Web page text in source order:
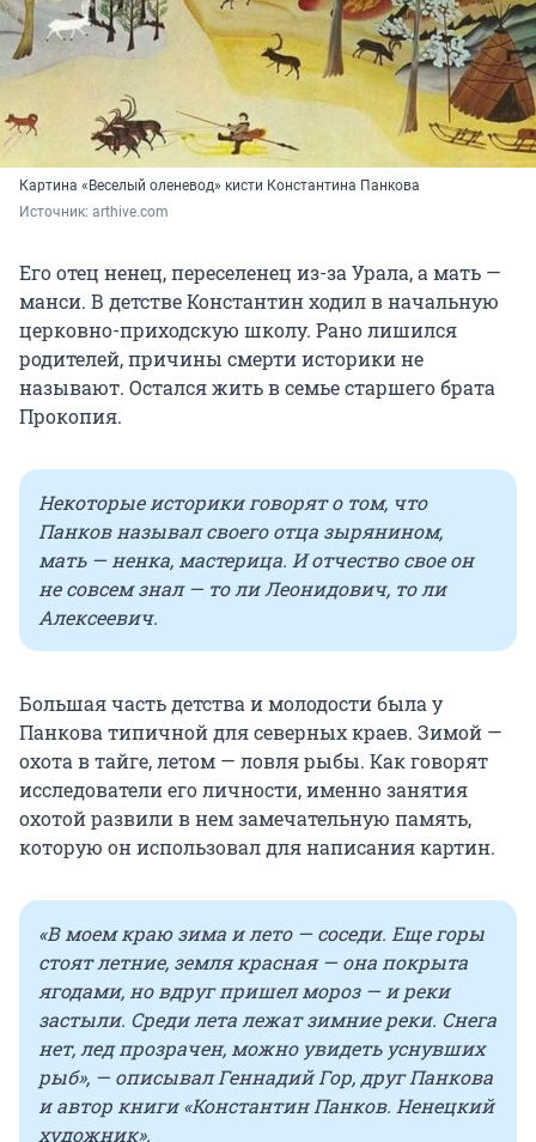
Картина «Веселый оленевод» кисти Константина Панкова
Источник: arthive.com
Его отец ненец, переселенец из-за Урала, а мать —
манси. В детстве Константин ходил в начальную
церковно-приходскую школу. Рано лишился
родителей, причины смерти историки не
называют. Остался жить в семье старшего брата
Прокопия.
Некоторые историки говорят о том, что
Панков называл своего отца зырянином,
мать — ненка, мастерица. И отчество свое он
не совсем знал — то ли Леонидович, то ли
Алексеевич.
Большая часть детства и молодости была у
Панкова типичной для северных краев. Зимой —
охота в тайге, летом — ловля рыбы. Как говорят
исследователи его личности, именно занятия
охотой развили в нем замечательную память,
которую он использовал для написания картин.
«В моем краю зима и лето — соседи. Еще горы
стоят летние, земля красная — она покрыта
ягодами, но вдруг пришел мороз — и реки
застыли. Среди лета лежат зимние реки. Снега
нет, лед прозрачен, можно увидеть уснувших
рыб», — описывал Геннадий Гор, друг Панкова
и автор книги «Константин Панков. Ненецкий
художник».